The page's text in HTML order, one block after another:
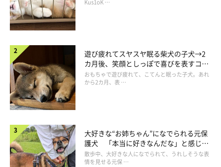
＠minibiba10969
（ウィン）「なぁ、石の何がおもろいん？」
と、ラッキーちゃんの石遊びを見つめるウィンちゃん。でも、も
っと遊びたいウィンちゃんは……
長！
Kus1oK …
遊び疲れてスヤスヤ眠る柴犬の子犬→2
カ月後、笑顔としっぽで喜びを表すコに
成長！
おもちゃで遊び疲れて、こてんと眠った子犬。あれ
から2カ月、表 …
大好きな“お姉ちゃん”になでられる元保
護犬 「本当に好きなんだな」と感じる
表情にほっこり
散歩中、大好きな人になでられて、うれしそうな表
情を見せる元保 …